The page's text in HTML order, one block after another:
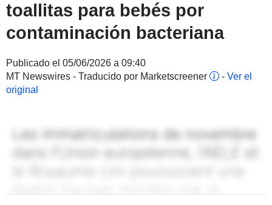
toallitas para bebés por
contaminación bacteriana
Publicado el 05/06/2026 a 09:40
MT Newswires - Traducido por Marketscreener
- Ver el
original